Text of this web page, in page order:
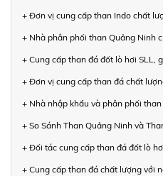
+ Đơn vị cung cấp than Indo chất
+ Nhà phân phối than Quảng Ninh
+ Cung cấp than đá đốt lò hơi SLL,
+ Đơn vị cung cấp than đá chất
+ Nhà nhập khẩu và phân phối
+ So Sánh Than Quảng Ninh và
+ Đối tác cung cấp than đá đốt lò
+ Cung cấp than đá chất lượng với